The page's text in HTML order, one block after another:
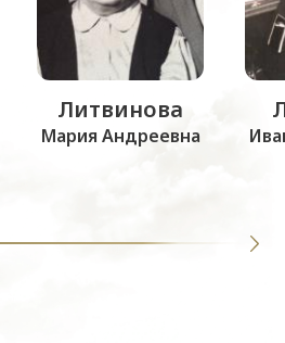
Литвинова
Мария Андреевна